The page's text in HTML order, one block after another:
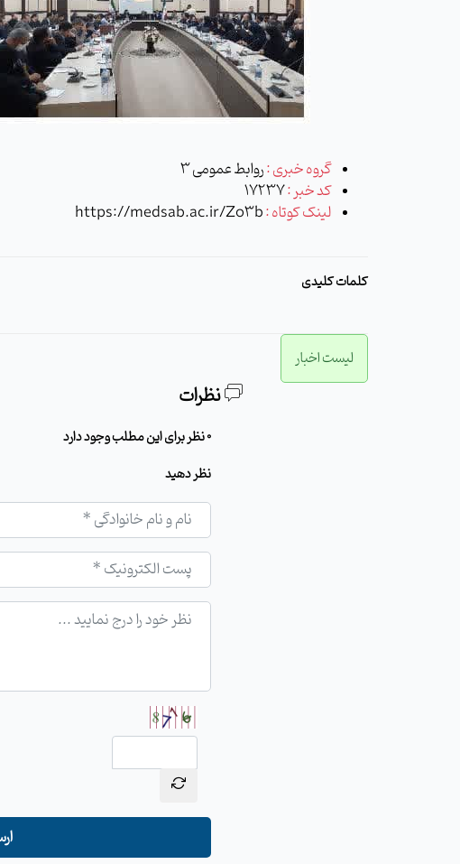
گروه خبری :روابط عمومی 3
کد خبر :17237
لینک کوتاه :https://medsab.ac.ir/Zo3b
کلمات کلیدی
لیست اخبار
نظرات
0 نظر برای این مطلب وجود دارد
نظر دهید